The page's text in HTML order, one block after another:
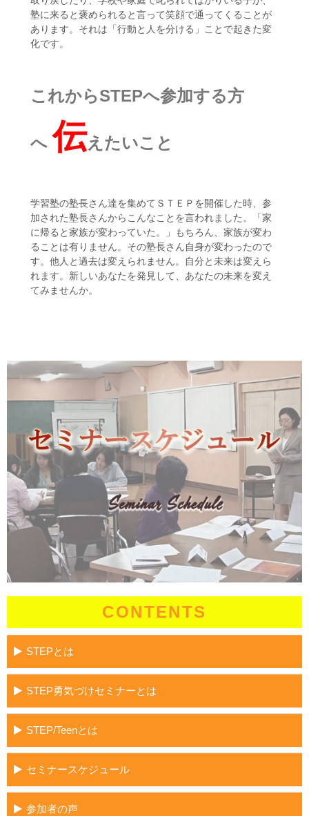
塾に来ると褒められると言って笑顔で通ってくることが
あります。それは「行動と人を分ける」ことで起きた変
化です。
これからSTEPへ参加する方
へ 伝えたいこと
学習塾の塾長さん達を集めてＳＴＥＰを開催した時、参
加された塾長さんからこんなことを言われました。「家
に帰ると家族が変わっていた。」もちろん、家族が変わ
ることは有りません。その塾長さん自身が変わったので
す。他人と過去は変えられません。自分と未来は変えら
れます。新しいあなたを発見して、あなたの未来を変え
てみませんか。
CONTENTS
STEPとは
STEP勇気づけセミナーとは
STEP/Teenとは
セミナースケジュール
参加者の声